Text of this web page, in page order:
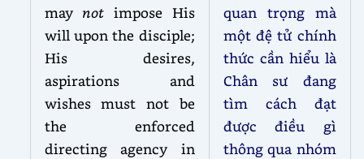
maynot impose His
will upon the disciple;
His desires,
aspirations and
wishes must not be
the enforced
directing agency in
quan trọng mà
một đệ tử chính
thức cần hiểu là
Chân sư đang
tìm cách đạt
được điều gì
thông qua nhóm